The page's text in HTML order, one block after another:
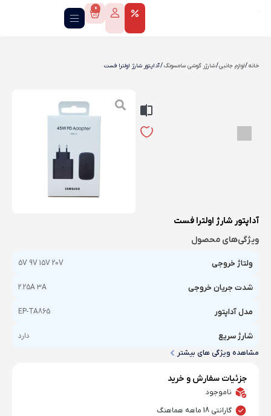
0
خانه/لوازم جانبی/شارژر گوشی سامسونگ/ آداپتور شارژ اولترا فست
آداپتور شارژ اولترا فست
ویژگی‌های محصول
ولتاژ خروجی 5V 9V 15V 20V
شدت جریان خروجی 2.25A 3A
مدل آداپتور EP-TA865
شارژ سریع
دارد
مشاهده ویژگی های بیشتر
جزئیات سفارش و خرید
ناموجود
گارانتی 18 ماهه هماهنگ